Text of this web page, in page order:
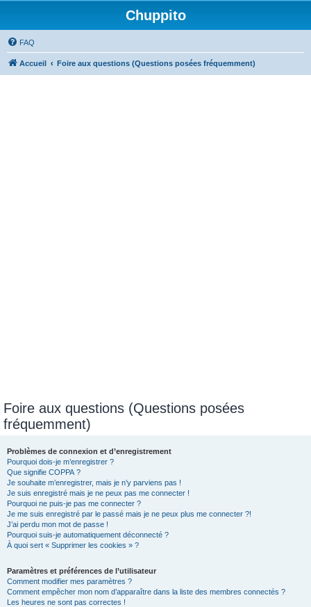
Chuppito
FAQ
Accueil Foire aux questions (Questions posées fréquemment)
Foire aux questions (Questions posées
fréquemment)
Problèmes de connexion et d’enregistrement
Pourquoi dois-je m’enregistrer ?
Que signifie COPPA ?
Je souhaite m’enregistrer, mais je n’y parviens pas !
Je suis enregistré mais je ne peux pas me connecter !
Pourquoi ne puis-je pas me connecter ?
Je me suis enregistré par le passé mais je ne peux plus me connecter ?!
J’ai perdu mon mot de passe !
Pourquoi suis-je automatiquement déconnecté ?
À quoi sert « Supprimer les cookies » ?
Paramètres et préférences de l’utilisateur
Comment modifier mes paramètres ?
Comment empêcher mon nom d’apparaître dans la liste des membres connectés ?
Les heures ne sont pas correctes !